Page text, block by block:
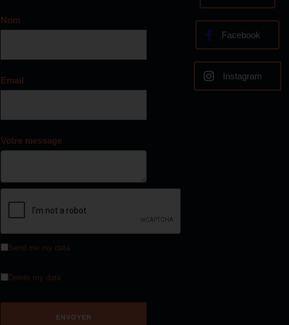
Nom
Email
Votre message
Send me my data
Delete my data
Facebook
Instagram